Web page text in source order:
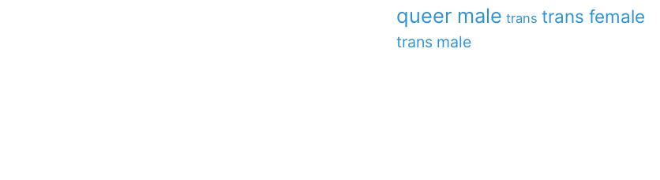
queer male trans trans female
trans male